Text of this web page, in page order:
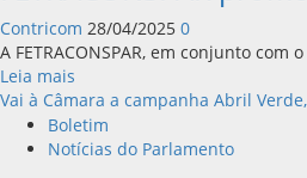
sobre
acidentes
no
Contricom 28/04/2025 0
A FETRACONSPAR, em conjunto com
Leia mais
mais
sobre
FETRACONSPAR
Vai à Câmara a campanha Abril
Boletim
Notícias do Parlamento